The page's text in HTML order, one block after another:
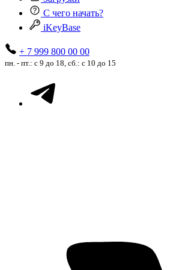
С чего начать?
iKeyBase
+ 7 999 800 00 00
пн. - пт.: с 9 до 18, сб.: с 10 до 15